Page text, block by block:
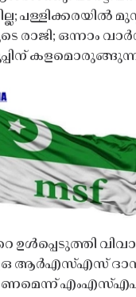
പള്ളിക്കരയിൽ
രാജി; ഒന്നാം
ഉൾപ്പെടുത്തി
ആർഎസ്എസ്